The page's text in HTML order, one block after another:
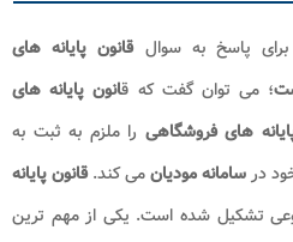
برای پاسخ به سوالقانون پایانه های
؛ می توان گفت که قانون پایانه های
های فروشگاهی را ملزم به ثبت به
درسامانه مودیانمی کند.قانون پایانه
تشکیل شده است. یکی از مهم ترین